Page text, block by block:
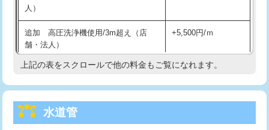
業)
給水管工事※（塩ビ管（VP・HI）使
用/3ｍまで)
33,000円
給水管工事※（塩ビ管（VP・HI）使
+8,800円
給水管工事※（ライニング鋼管・銅
管・ポリ管・HT管使用/3ｍまで)
人）
追加 高圧洗浄機使用/3m超え（店
舗・法人）
+5,500円/ｍ
高度高圧洗浄換 現地調査
トーラー機使用/3mまで
上記の表をスクロールで他の料金もご覧になれます。
水道管